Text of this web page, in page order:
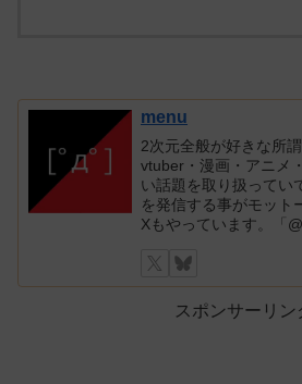
menu
2次元全般が好きな所謂
vtuber・漫画・アニメ
い話題を取り扱ってい
を発信する事がモット
Xもやっています。「
スポンサーリン